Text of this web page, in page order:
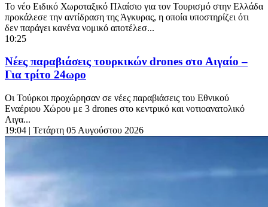
Το νέο Ειδικό Χωροταξικό Πλαίσιο για τον Τουρισμό στην Ελλάδα
προκάλεσε την αντίδραση της Άγκυρας, η οποία υποστηρίζει ότι
δεν παράγει κανένα νομικό αποτέλεσ...
10:25
Νέες παραβιάσεις τουρκικών drones στο Αιγαίο –
Για τρίτο 24ωρο
Οι Τούρκοι προχώρησαν σε νέες παραβιάσεις του Εθνικού
Εναέριου Χώρου με 3 drones στο κεντρικό και νοτιοανατολικό
Αιγα...
19:04 | Τετάρτη 05 Αυγούστου 2026